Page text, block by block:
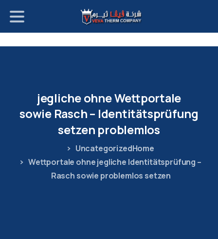
Wettportale
ohne
jegliche
Identitätsprüfung
–
Rasch
sowie
problemlos
setzen
Home
Uncategorized
Wettportale ohne jegliche Identitätsprüfung –
Rasch sowie problemlos setzen